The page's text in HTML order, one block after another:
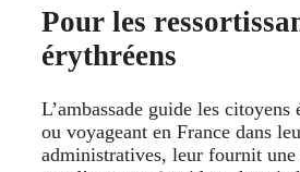
Pour les
érythréens
L’ambassade guide les citoyens
ou voyageant en France dans
administratives, leur fournit une